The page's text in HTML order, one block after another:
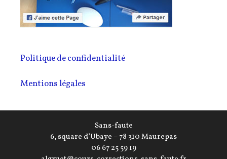
Politique de confidentialité
Mentions légales
Sans-faute
6, square d’Ubaye – 78 310 Maurepas
06 67 25 59 19